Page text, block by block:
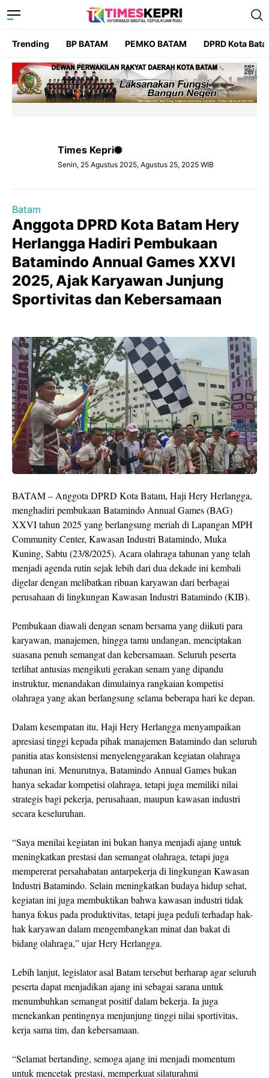
Trending BP BATAM PEMKO BATAM DPRD Kota
Times Kepri
Senin, 25 Agustus 2025, Agustus 25, 2025 WIB
Batam
Anggota DPRD Kota Batam Hery
Herlangga Hadiri Pembukaan
Batamindo Annual Games XXVI
2025, Ajak Karyawan Junjung
Sportivitas dan Kebersamaan
BATAM – Anggota DPRD Kota Batam, Haji Hery Herlangga,
menghadiri pembukaan Batamindo Annual Games (BAG)
XXVI tahun 2025 yang berlangsung meriah di Lapangan MPH
Community Center, Kawasan Industri Batamindo, Muka
Kuning, Sabtu (23/8/2025). Acara olahraga tahunan yang telah
menjadi agenda rutin sejak lebih dari dua dekade ini kembali
digelar dengan melibatkan ribuan karyawan dari berbagai
perusahaan di lingkungan Kawasan Industri Batamindo (KIB).
Pembukaan diawali dengan senam bersama yang diikuti para
karyawan, manajemen, hingga tamu undangan, menciptakan
suasana penuh semangat dan kebersamaan. Seluruh peserta
terlihat antusias mengikuti gerakan senam yang dipandu
instruktur, menandakan dimulainya rangkaian kompetisi
olahraga yang akan berlangsung selama beberapa hari ke depan.
Dalam kesempatan itu, Haji Hery Herlangga menyampaikan
apresiasi tinggi kepada pihak manajemen Batamindo dan seluruh
panitia atas konsistensi menyelenggarakan kegiatan olahraga
tahunan ini. Menurutnya, Batamindo Annual Games bukan
hanya sekadar kompetisi olahraga, tetapi juga memiliki nilai
strategis bagi pekerja, perusahaan, maupun kawasan industri
secara keseluruhan.
“Saya menilai kegiatan ini bukan hanya menjadi ajang untuk
meningkatkan prestasi dan semangat olahraga, tetapi juga
mempererat persahabatan antarpekerja di lingkungan Kawasan
Industri Batamindo. Selain meningkatkan budaya hidup sehat,
kegiatan ini juga membuktikan bahwa kawasan industri tidak
hanya fokus pada produktivitas, tetapi juga peduli terhadap hak-
hak karyawan dalam mengembangkan minat dan bakat di
bidang olahraga,” ujar Hery Herlangga.
Lebih lanjut, legislator asal Batam tersebut berharap agar seluruh
peserta dapat menjadikan ajang ini sebagai sarana untuk
menumbuhkan semangat positif dalam bekerja. Ia juga
menekankan pentingnya menjunjung tinggi nilai sportivitas,
kerja sama tim, dan kebersamaan.
“Selamat bertanding, semoga ajang ini menjadi momentum
untuk mencetak prestasi, memperkuat silaturahmi